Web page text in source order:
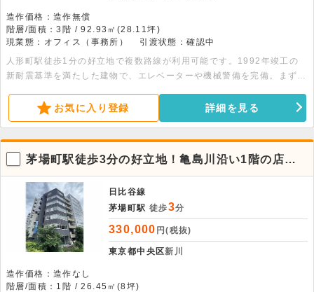
造作価格：造作無償
階層/面積：3階 / 92.93㎡(28.11坪)
現業態：オフィス（事務所）
引渡状態：確認中
人形町駅徒歩1分の好立地で複数路線が利用可能です。1992年竣工の
新耐震基準を満たした建物で、エレベーターや機械警備を完備。まずは
お気に入り登録 詳細を見る
茅場町駅徒歩3分の好立地！亀島川沿い1階の店舗
向け物件
日比谷線
茅場町駅 徒歩3分
330,000 円(税抜)
東京都中央区新川
造作価格：造作なし
階層/面積：1階 / 26.45㎡(8坪)